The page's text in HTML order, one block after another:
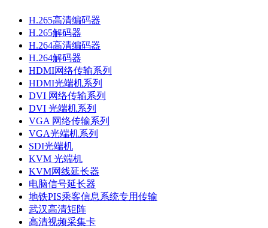
H.265高清编码器
H.265解码器
H.264高清编码器
H.264解码器
HDMI网络传输系列
HDMI光端机系列
DVI 网络传输系列
DVI 光端机系列
VGA 网络传输系列
VGA光端机系列
SDI光端机
KVM 光端机
KVM网线延长器
电脑信号延长器
地铁PIS乘客信息系统专用传输
武汉高清矩阵
高清视频采集卡